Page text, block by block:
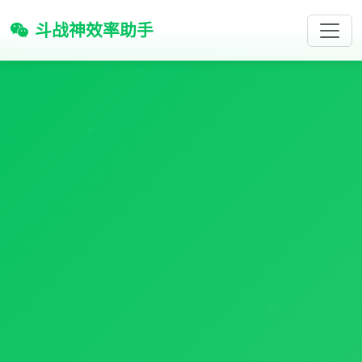
斗战神效率助手